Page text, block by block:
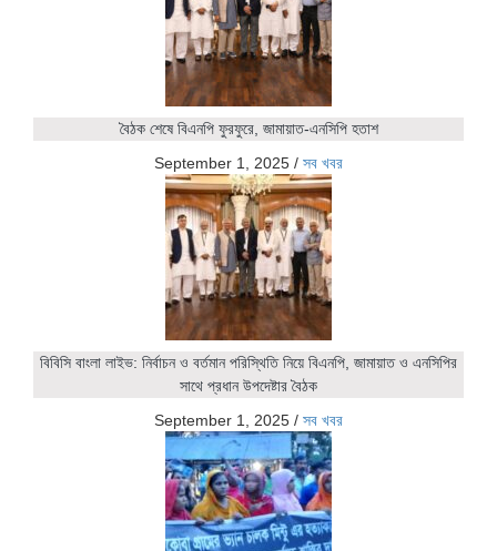
বৈঠক শেষে বিএনপি ফুরফুরে, জামায়াত-এনসিপি হতাশ
September 1, 2025 / সব খবর
বিবিসি বাংলা লাইভ: নির্বাচন ও বর্তমান পরিস্থিতি নিয়ে বিএনপি, জামায়াত ও এনসিপির
সাথে প্রধান উপদেষ্টার বৈঠক
September 1, 2025 / সব খবর